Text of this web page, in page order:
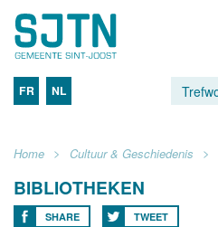
FR NL
Home Cultuur & Geschiedenis
BIBLIOTHEKEN
SHARE TWEET